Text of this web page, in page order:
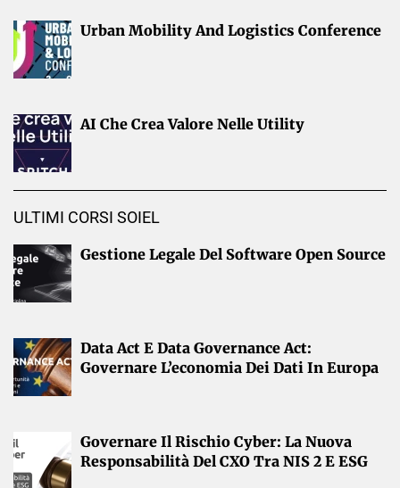
Urban Mobility And Logistics Conference
AI Che Crea Valore Nelle Utility
ULTIMI CORSI SOIEL
Gestione Legale Del Software Open Source
Data Act E Data Governance Act:
Governare L’economia Dei Dati In Europa
Governare Il Rischio Cyber: La Nuova
Responsabilità Del CXO Tra NIS 2 E ESG